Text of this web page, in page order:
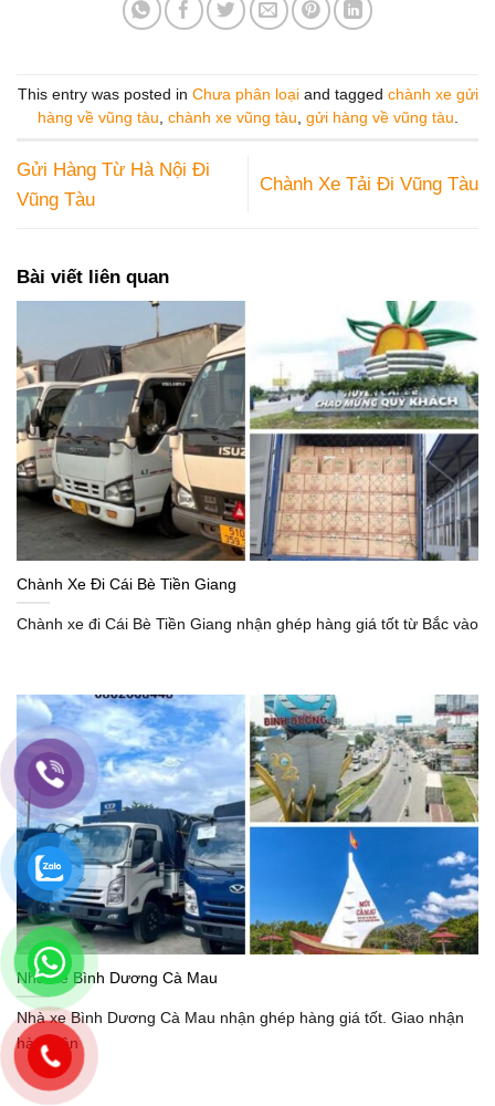
This entry was posted in Chưa phân loạiand tagged chành xe gửi
hàng về vũng tàu chành xe vũng tàu gửi hàng về vũng tàu
Gửi Hàng Từ Hà Nội Đi
Vũng Tàu
Chành Xe Tải Đi Vũng Tàu
Bài viết liên quan
Chành Xe Đi Cái Bè Tiền Giang
Chành xe đi Cái Bè Tiền Giang nhận ghép hàng giá tốt từ Bắc vào
Nhà Xe Bình Dương Cà Mau
Nhà xe Bình Dương Cà Mau nhận ghép hàng giá tốt. Giao nhận
hàng tận